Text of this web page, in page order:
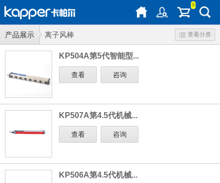
0
产品展示 离子风棒 查看分类
KP504A第5代智能型...
查看 咨询
KP507A第4.5代机械...
查看 咨询
KP506A第4.5代机械...